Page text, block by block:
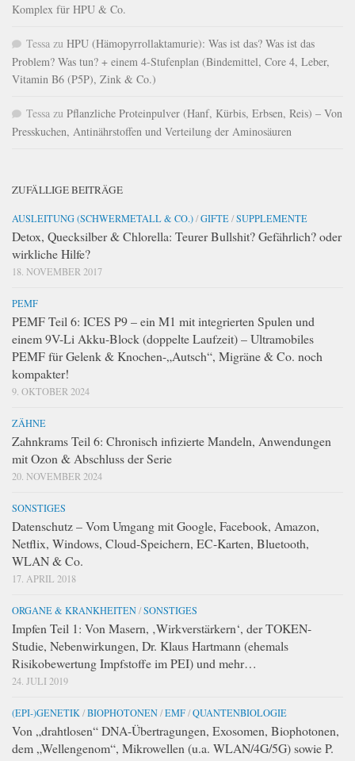
Komplex für HPU & Co.
Tessa zu HPU (Hämopyrrollaktamurie): Was ist das? Was ist das
Problem? Was tun? + einem 4-Stufenplan (Bindemittel, Core 4, Leber,
Vitamin B6 (P5P), Zink & Co.)
Tessa zu Pflanzliche Proteinpulver (Hanf, Kürbis, Erbsen, Reis) – Von
Presskuchen, Antinährstoffen und Verteilung der Aminosäuren
ZUFÄLLIGE BEITRÄGE
AUSLEITUNG (SCHWERMETALL & CO.)/GIFTE/SUPPLEMENTE
Detox, Quecksilber & Chlorella: Teurer Bullshit? Gefährlich? oder
wirkliche Hilfe?
18. NOVEMBER 2017
PEMF
PEMF Teil 6: ICES P9 – ein M1 mit integrierten Spulen und
einem 9V-Li Akku-Block (doppelte Laufzeit) – Ultramobiles
PEMF für Gelenk & Knochen-„Autsch“, Migräne & Co. noch
kompakter!
9. OKTOBER 2024
ZÄHNE
Zahnkrams Teil 6: Chronisch infizierte Mandeln, Anwendungen
mit Ozon & Abschluss der Serie
20. NOVEMBER 2024
SONSTIGES
Datenschutz – Vom Umgang mit Google, Facebook, Amazon,
Netflix, Windows, Cloud-Speichern, EC-Karten, Bluetooth,
WLAN & Co.
17. APRIL 2018
ORGANE & KRANKHEITEN/SONSTIGES
Impfen Teil 1: Von Masern, ‚Wirkverstärkern‘, der TOKEN-
Studie, Nebenwirkungen, Dr. Klaus Hartmann (ehemals
Risikobewertung Impfstoffe im PEI) und mehr…
24. JULI 2019
(EPI-)GENETIK /BIOPHOTONEN/EMF/QUANTENBIOLOGIE
Von „drahtlosen“ DNA-Übertragungen, Exosomen, Biophotonen,
dem „Wellengenom“, Mikrowellen (u.a. WLAN/4G/5G) sowie P.